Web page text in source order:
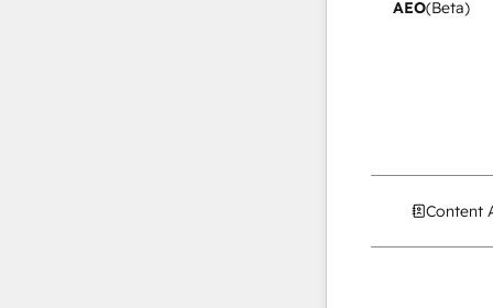
AEO(Beta)
Content